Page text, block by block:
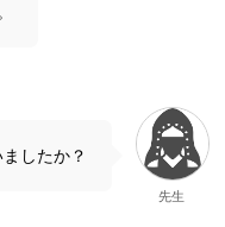
したか？
先生